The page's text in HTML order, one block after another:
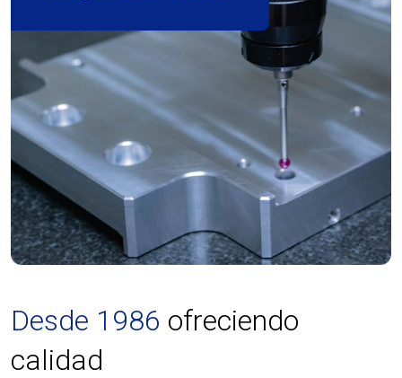
Desde 1986 ofreciendo
calidad